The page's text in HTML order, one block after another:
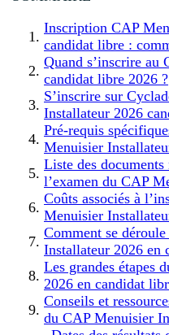
Inscription CAP
candidat libre :
Quand s’inscrire au
candidat libre 2026 ?
S’inscrire sur
Installateur 2026
Pré-requis
Menuisier
Liste des
l’examen du CAP
Coûts associés à
Menuisier
Comment se
Installateur 2026 en
Les grandes étapes
2026 en candidat
Conseils et
du CAP Menuisier